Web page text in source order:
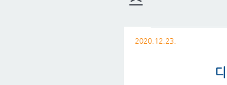
2020.12.23.